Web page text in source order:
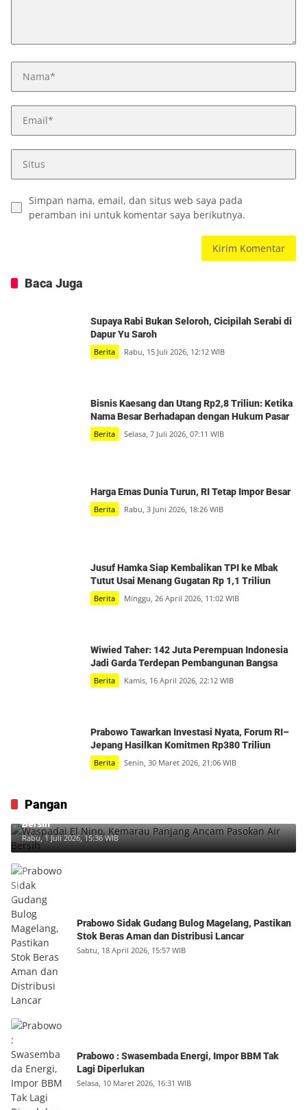
Simpan nama, email, dan situs web saya pada
peramban ini untuk komentar saya berikutnya.
Baca Juga
Supaya Rabi Bukan Seloroh, Cicipilah Serabi di
Dapur Yu Saroh
Berita Rabu, 15 Juli 2026, 12:12 WIB
Bisnis Kaesang dan Utang Rp2,8 Triliun: Ketika
Nama Besar Berhadapan dengan Hukum Pasar
Berita Selasa, 7 Juli 2026, 07:11 WIB
Harga Emas Dunia Turun, RI Tetap Impor Besar
Berita Rabu, 3 Juni 2026, 18:26 WIB
Jusuf Hamka Siap Kembalikan TPI ke Mbak
Tutut Usai Menang Gugatan Rp 1,1 Triliun
Berita Minggu, 26 April 2026, 11:02 WIB
Wiwied Taher: 142 Juta Perempuan Indonesia
Jadi Garda Terdepan Pembangunan Bangsa
Berita Kamis, 16 April 2026, 22:12 WIB
Prabowo Tawarkan Investasi Nyata, Forum RI–
Jepang Hasilkan Komitmen Rp380 Triliun
Berita Senin, 30 Maret 2026, 21:06 WIB
Pangan
Waspadai El Nino, Kemarau Panjang Ancam Pasokan Air
Bersih
Rabu, 1 Juli 2026, 15:36 WIB
Prabowo Sidak Gudang Bulog Magelang, Pastikan
Stok Beras Aman dan Distribusi Lancar
Sabtu, 18 April 2026, 15:57 WIB
Prabowo : Swasembada Energi, Impor BBM Tak
Lagi Diperlukan
Selasa, 10 Maret 2026, 16:31 WIB